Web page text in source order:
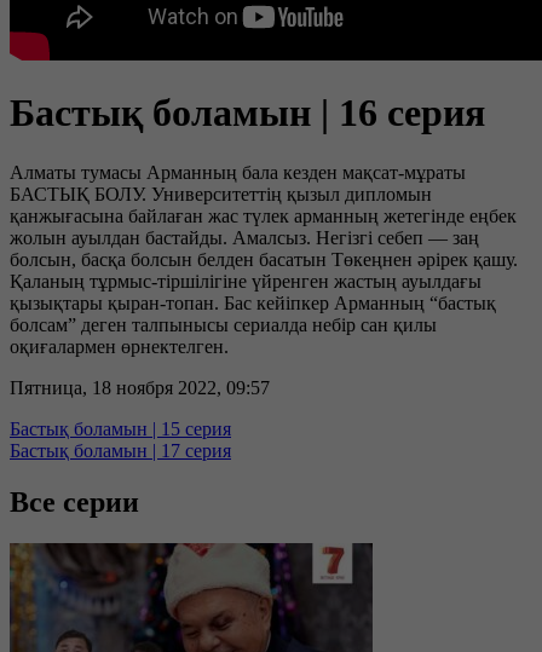
Бастық боламын | 16 серия
Алматы тумасы Арманның бала кезден мақсат-мұраты
БАСТЫҚ БОЛУ. Университеттің қызыл дипломын
қанжығасына байлаған жас түлек арманның жетегінде еңбек
жолын ауылдан бастайды. Амалсыз. Негізгі себеп — заң
болсын, басқа болсын белден басатын Төкеңнен әрірек қашу.
Қаланың тұрмыс-тіршілігіне үйренген жастың ауылдағы
қызықтары қыран-топан. Бас кейіпкер Арманның “бастық
болсам” деген талпынысы сериалда небір сан қилы
оқиғалармен өрнектелген.
Пятница, 18 ноября 2022, 09:57
Бастық боламын | 15 серия
Бастық боламын | 17 серия
Все серии